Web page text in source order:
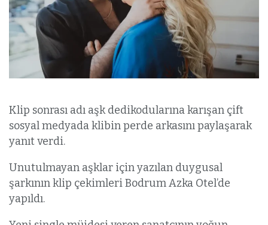
Klip sonrası adı aşk dedikodularına karışan çift
sosyal medyada klibin perde arkasını paylaşarak
yanıt verdi.
Unutulmayan aşklar için yazılan duygusal
şarkının klip çekimleri Bodrum Azka Otel’de
yapıldı.